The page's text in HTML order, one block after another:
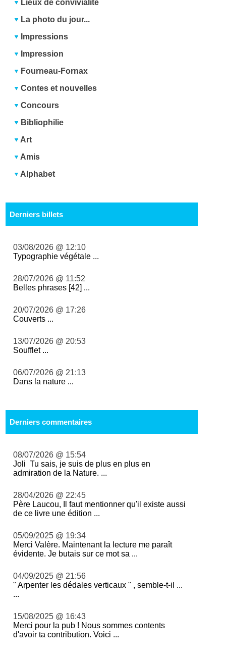
Lieux de convivialité
La photo du jour...
Impressions
Impression
Fourneau-Fornax
Contes et nouvelles
Concours
Bibliophilie
Art
Amis
Alphabet
Derniers billets
03/08/2026 @ 12:10
Typographie végétale ...
28/07/2026 @ 11:52
Belles phrases [42] ...
20/07/2026 @ 17:26
Couverts ...
13/07/2026 @ 20:53
Soufflet ...
06/07/2026 @ 21:13
Dans la nature ...
Derniers commentaires
08/07/2026 @ 15:54
Joli Tu sais, je suis de plus en plus en
admiration de la Nature. ...
28/04/2026 @ 22:45
Père Laucou, Il faut mentionner qu'il existe aussi
de ce livre une édition ...
05/09/2025 @ 19:34
Merci Valère. Maintenant la lecture me paraît
évidente. Je butais sur ce mot sa ...
04/09/2025 @ 21:56
" Arpenter les dédales verticaux " , semble-t-il ...
...
15/08/2025 @ 16:43
Merci pour la pub ! Nous sommes contents
d'avoir ta contribution. Voici ...